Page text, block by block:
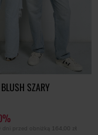
SZARY
dni przed obniżką 164,00 zł